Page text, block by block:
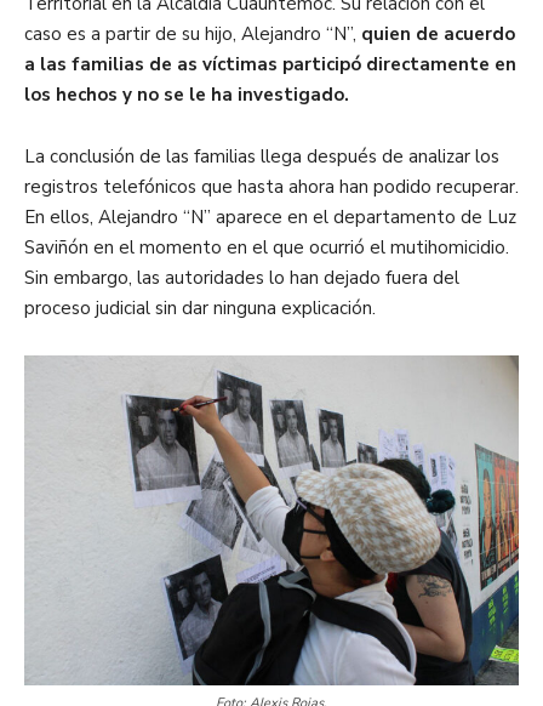
caso es a partir de su hijo, Alejandro “N”, quien de acuerdo
a las familias de as víctimas participó directamente en
los hechos y no se le ha investigado.
La conclusión de las familias llega después de analizar los
registros telefónicos que hasta ahora han podido recuperar.
En ellos, Alejandro “N” aparece en el departamento de Luz
Saviñón en el momento en el que ocurrió el mutihomicidio.
Sin embargo, las autoridades lo han dejado fuera del
proceso judicial sin dar ninguna explicación.